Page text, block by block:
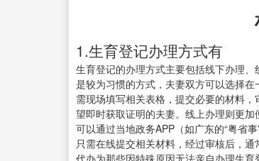
1.生育登记办理方式有
生育登记的办理方式主要包括线下办理
是较为习惯的方式，夫妻双方可以选择
需现场填写相关表格，提交必要的材料
望即时获取证明的夫妻。线上办理则更
可以通过当地政务APP（如广东的“粤省
只需在线提交相关材料，经过审核后，